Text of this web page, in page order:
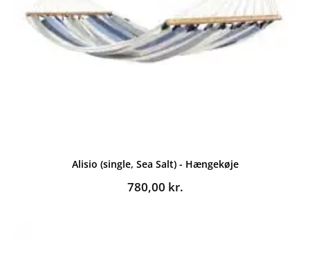
Alisio (single, Sea Salt) - Hængekøje
780,00 kr.